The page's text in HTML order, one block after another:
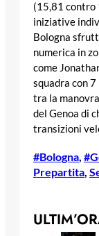
(15,81 contro
iniziative
Bologna
numerica in
come
squadra con
tra la
del Genoa di
transizioni
#Bologna,
Prepartita,